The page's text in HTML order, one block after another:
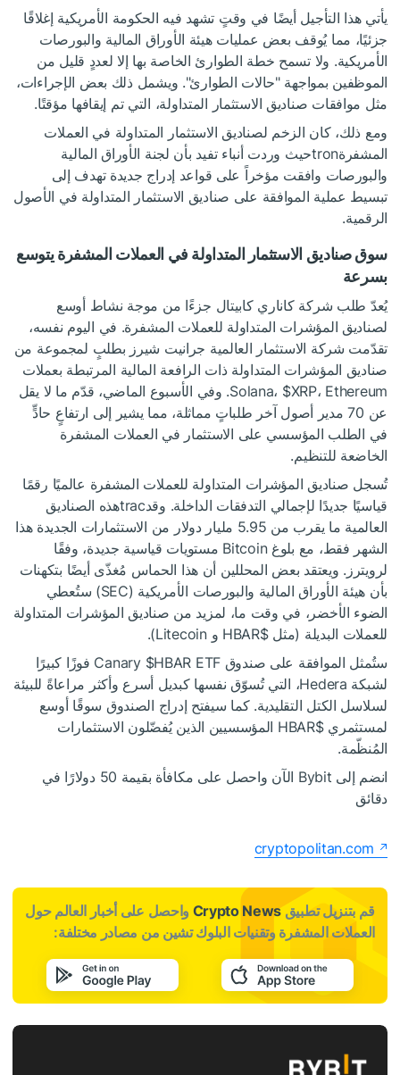
يأتي هذا التأجيل أيضًا في وقتٍ تشهد فيه الحكومة الأمريكية إغلاقًا
جزئيًا، مما يُوقف بعض عمليات هيئة الأوراق المالية والبورصات
الأمريكية. ولا تسمح خطة الطوارئ الخاصة بها إلا لعددٍ قليل من
الموظفين بمواجهة "حالات الطوارئ". ويشمل ذلك بعض الإجراءات،
مثل موافقات صناديق الاستثمار المتداولة، التي تم إيقافها مؤقتًا.
ومع ذلك، كان الزخم لصناديق الاستثمار المتداولة في العملات
المشفرةtronحيث وردت أنباء تفيد بأن لجنة الأوراق المالية
والبورصات وافقت مؤخراً على قواعد إدراج جديدة تهدف إلى
تبسيط عملية الموافقة على صناديق الاستثمار المتداولة في الأصول
الرقمية.
سوق صناديق الاستثمار المتداولة في العملات المشفرة يتوسع
بسرعة
يُعدّ طلب شركة كاناري كابيتال جزءًا من موجة نشاط أوسع
لصناديق المؤشرات المتداولة للعملات المشفرة. في اليوم نفسه،
تقدّمت شركة الاستثمار العالمية جرانيت شيرز بطلبٍ لمجموعة من
صناديق المؤشرات المتداولة ذات الرافعة المالية المرتبطة بعملات
Solana، $XRP
، Ethereum. وفي الأسبوع الماضي، قدّم ما لا يقل
عن 70 مدير أصول آخر طلباتٍ مماثلة، مما يشير إلى ارتفاعٍ حادٍّ
في الطلب المؤسسي على الاستثمار في العملات المشفرة
الخاضعة للتنظيم.
تُسجل صناديق المؤشرات المتداولة للعملات المشفرة عالميًا رقمًا
قياسيًا جديدًا لإجمالي التدفقات الداخلة. وقدtracهذه الصناديق
العالمية ما يقرب من 5.95 مليار دولار من الاستثمارات الجديدة هذا
الشهر فقط، مع بلوغ Bitcoin مستويات قياسية جديدة، وفقًا
لرويترز. ويعتقد بعض المحللين أن هذا الحماس مُغذّى أيضًا بتكهنات
بأن هيئة الأوراق المالية والبورصات الأمريكية (SEC) ستُعطي
الضوء الأخضر، في وقت ما، لمزيد من صناديق المؤشرات المتداولة
للعملات البديلة (مثل$HBAR
و Litecoin).
ستُمثل الموافقة على صندوق Canary
$HBAR
ETF فوزًا كبيرًا
لشبكة Hedera، التي تُسوّق نفسها كبديل أسرع وأكثر مراعاةً للبيئة
لسلاسل الكتل التقليدية. كما سيفتح إدراج الصندوق سوقًا أوسع
لمستثمري$HBAR
المؤسسيين الذين يُفضّلون الاستثمارات
المُنظّمة.
انضم إلى Bybit الآن واحصل على مكافأة بقيمة 50 دولارًا في
دقائق
cryptopolitan.com
قم بتنزيل تطبيقCrypto News واحصل على أخبار العالم حول
العملات المشفرة وتقنيات البلوك تشين من مصادر مختلفة: